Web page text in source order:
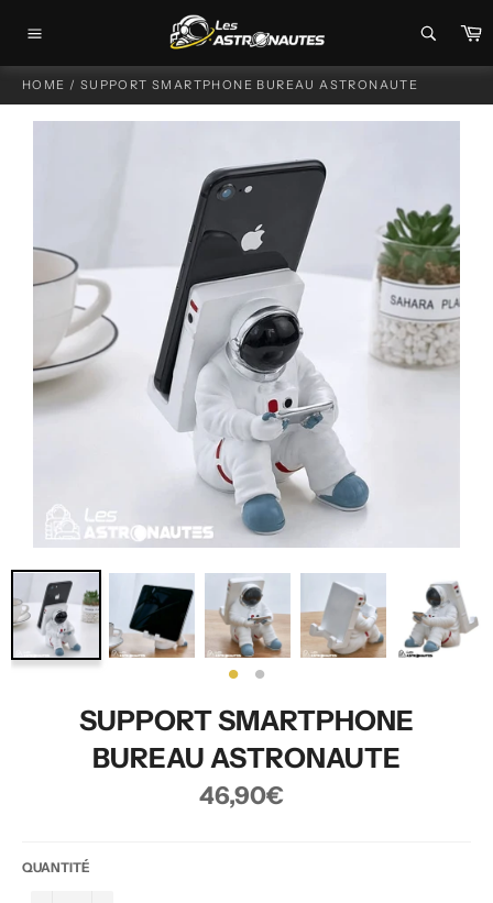
contenu
HOME / SUPPORT SMARTPHONE BUREAU ASTRONAUTE
SUPPORT SMARTPHONE
BUREAU ASTRONAUTE
Prix
régulier
46,90€
QUANTITÉ